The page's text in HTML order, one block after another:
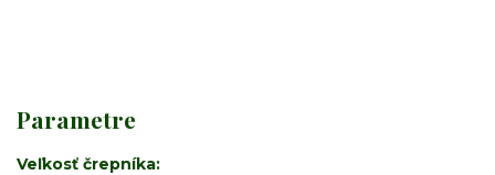
Parametre
Veľkosť črepníka